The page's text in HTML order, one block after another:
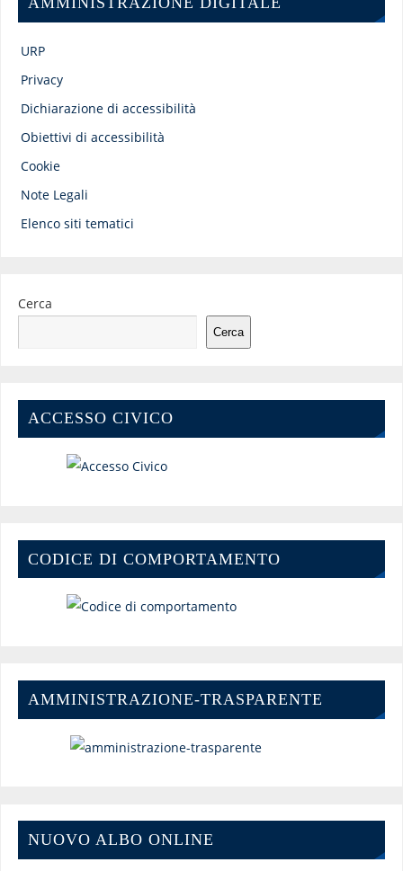
URP
Privacy
Dichiarazione di accessibilità
Obiettivi di accessibilità
Cookie
Note Legali
Elenco siti tematici
Cerca
Cerca
ACCESSO CIVICO
CODICE DI COMPORTAMENTO
AMMINISTRAZIONE-TRASPARENTE
NUOVO ALBO ONLINE